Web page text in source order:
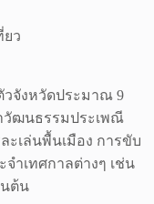
ยว
จังหวัดประมาณ 9
วัฒนธรรมประเพณี
ะเล่นพื้นเมือง การขับ
จำเทศกาลต่างๆ เช่น
นต้น